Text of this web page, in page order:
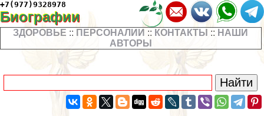
+7(977)9328978
Биографии
ЗДОРОВЬЕ :: ПЕРСОНАЛИИ :: КОНТАКТЫ :: НАШИ
АВТОРЫ